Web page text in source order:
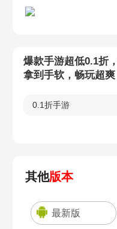
爆款手游超低0.1折
拿到手软，畅玩超爽
0.1折手游
其他版本
最新版